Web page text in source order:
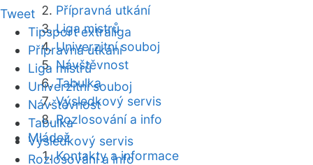
Přípravná utkání
Liga mistrů
Univerzitní souboj
Návštěvnost
Tabulka
Výsledkový servis
Rozlosování a info
Mládež
Kontakty a informace
Tweet
Tipsport extraliga
Přípravná utkání
Liga mistrů
Univerzitní souboj
Návštěvnost
Tabulka
Výsledkový servis
Rozlosování a info